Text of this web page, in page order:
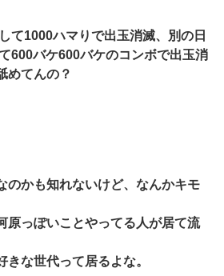
て1000ハマりで出玉消滅、別の日
600バケ600バケのコンボで出玉消
めてんの？
のかも知れないけど、なんかキモ
原っぽいことやってる人が居て流
きな世代って居るよな。